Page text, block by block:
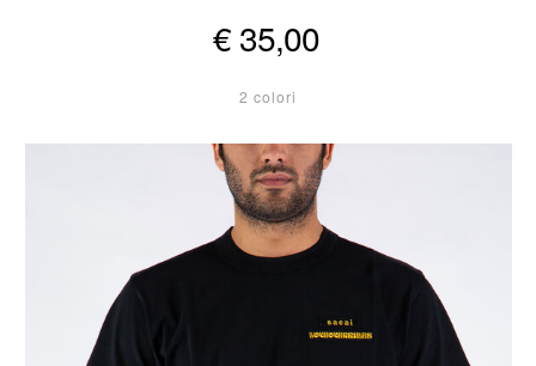
€ 35,00
2 colori